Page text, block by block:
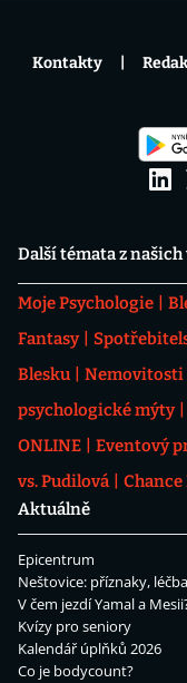
Další témata z našich
Moje Psychologie
Fantasy
Blesku
Nemovitosti
psychologické mýty
ONLINE
Eventový
vs. Pudilová
Chance
Aktuálně
Epicentrum
Neštovice: příznaky, léčba
V čem jezdí Yamal a
Kvízy pro seniory
Kalendář úplňků 2026
Co je bodycount?
Kontakty